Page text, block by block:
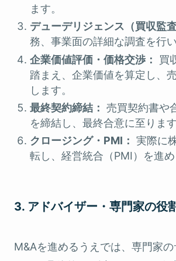
ます。
デューデリジェンス（買収監
務、事業面の詳細な調査を行い
企業価値評価・価格交渉：
買
踏まえ、企業価値を算定し、
します。
最終契約締結： 売買契約書や
を締結し、最終合意に至ります
クロージング・PMI： 実際に
転し、経営統合（PMI）を進め
3. アドバイザー・専門家の役
M&Aを進めるうえでは、専門家